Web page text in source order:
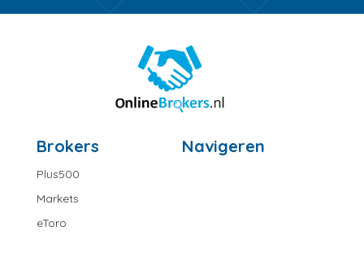
Brokers
Plus500
Markets
eToro
Navigeren